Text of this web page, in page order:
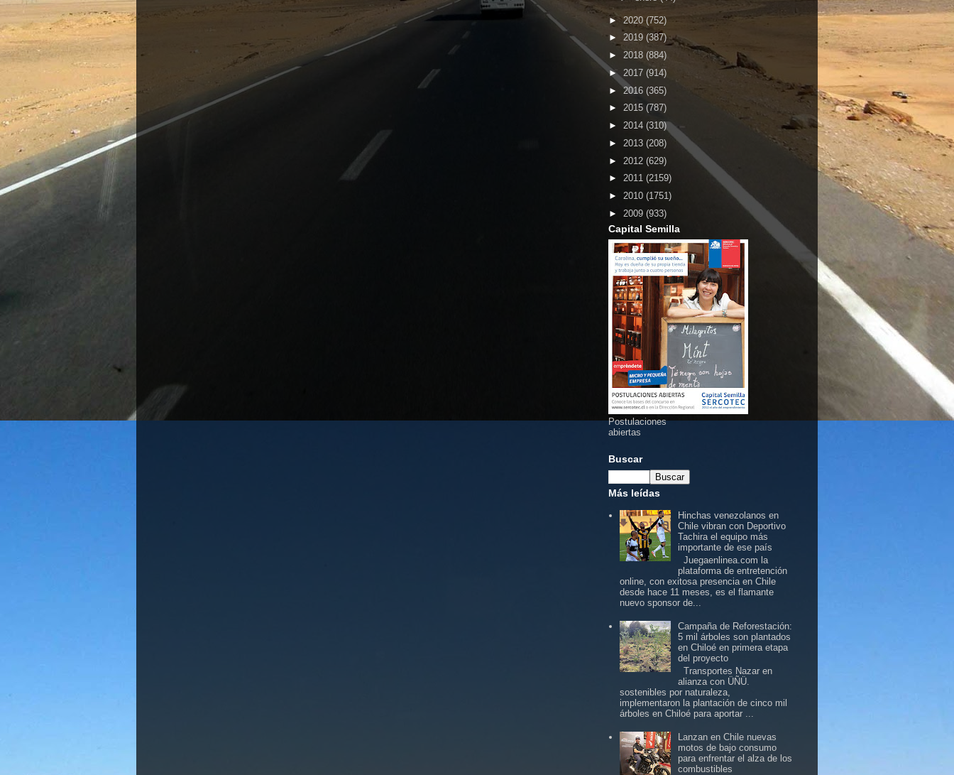
►2020 (752)
► 2019 (387)
► 2018 (884)
► 2017 (914)
►2016 (365)
► 2015 (787)
► 2014 (310)
► 2013 (208)
► 2012 (629)
► 2011 (2159)
► 2010 (1751)
► 2009 (933)
Capital Semilla
Postulaciones
abiertas
Buscar
Más leídas
Hinchas venezolanos en
Chile vibran con Deportivo
Tachira el equipo más
importante de ese país
Juegaenlinea.com la
plataforma de entretención
online, con exitosa presencia en Chile
desde hace 11 meses, es el flamante
nuevo sponsor de...
Campaña de Reforestación:
5 mil árboles son plantados
en Chiloé en primera etapa
del proyecto
Transportes Nazar en
alianza con ÜÑÜ.
sostenibles por naturaleza,
implementaron la plantación de cinco mil
árboles en Chiloé para aportar ...
Lanzan en Chile nuevas
motos de bajo consumo
para enfrentar el alza de los
combustibles